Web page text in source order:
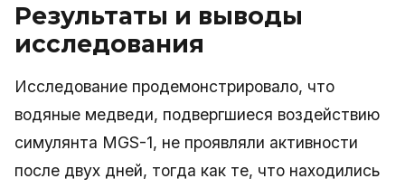
Результаты и выводы
исследования
Исследование продемонстрировало, что
водяные медведи, подвергшиеся воздействию
симулянта MGS-1, не проявляли активности
после двух дней, тогда как те, что находились